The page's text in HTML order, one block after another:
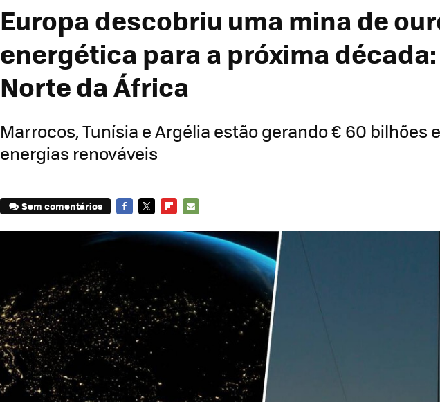
Europa descobriu uma mina de
energética para a próxima
Norte da África
Marrocos, Tunísia e Argélia estão gerando € 60 bilhões
energias renováveis
Sem comentários
MAIL